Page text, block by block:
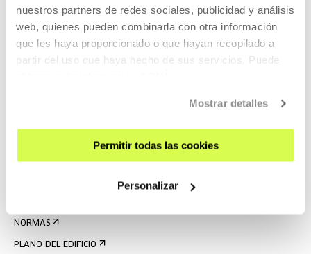
nuestros partners de redes sociales, publicidad y análisis
web, quienes pueden combinarla con otra información
que les haya proporcionado o que hayan recopilado a
partir del uso que haya hecho de sus servicios. Puede
Mostrar detalles
Permitir todas las cookies
Personalizar
REGÍSTRATE AL BOLETÍN
AGENDA
VISITAS GUIADAS
NORMAS
PLANO DEL EDIFICIO